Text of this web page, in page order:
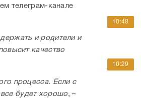
телеграм-канале
и родители и
качество
процесса. Если с
все будет хорошо, –
10:48
10:29